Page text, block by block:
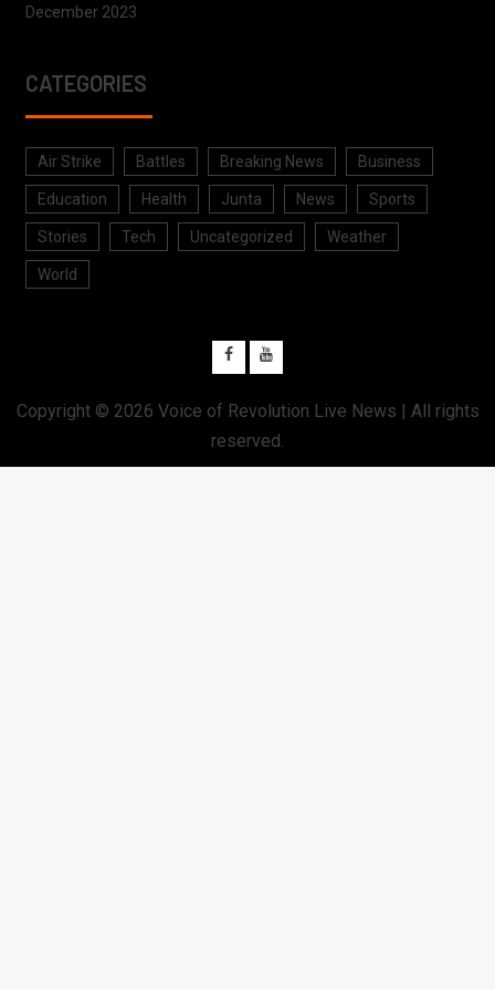
December 2023
CATEGORIES
Air Strike Battles Breaking News Business
Education Health Junta News Sports
Stories Tech Uncategorized Weather
World
Copyright © 2026 Voice of Revolution Live News | All rights
reserved.